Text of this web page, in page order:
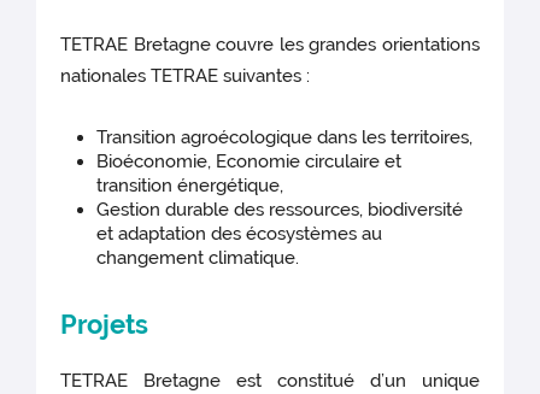
TETRAE Bretagne couvre les grandes orientations
nationales TETRAE suivantes :
Transition agroécologique dans les territoires,
Bioéconomie, Economie circulaire et
transition énergétique,
Gestion durable des ressources, biodiversité
et adaptation des écosystèmes au
changement climatique.
Projets
TETRAE Bretagne est constitué d’un unique